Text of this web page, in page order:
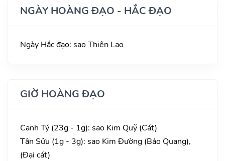
NGÀY HOÀNG ĐẠO - HẮC ĐẠO
Ngày Hắc đạo: sao Thiên Lao
GIỜ HOÀNG ĐẠO
Canh Tý (23g - 1g): sao Kim Quỹ (Cát)
Tân Sửu (1g - 3g): sao Kim Đường (Bảo Quang),
(Đại cát)